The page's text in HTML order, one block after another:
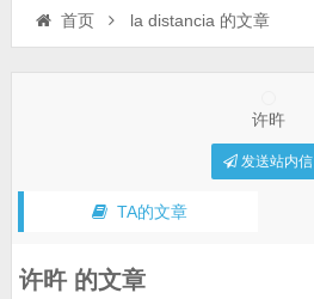
首页 la distancia 的文章
许旿
发送站内信
TA的文章
许旿 的文章